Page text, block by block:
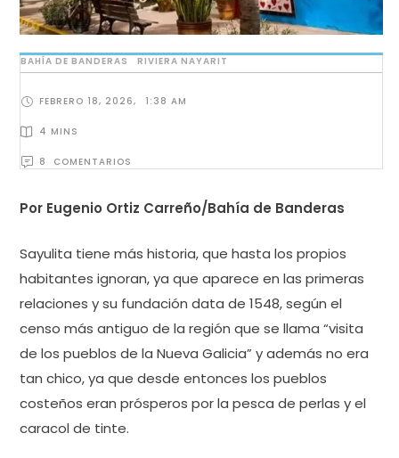
BAHÍA DE BANDERAS RIVIERA NAYARIT
FEBRERO 18, 2026, 1:38 AM
4 MINS
8
  COMENTARIOS
Por Eugenio Ortiz Carreño/Bahía de Banderas
Sayulita tiene más historia, que hasta los propios
habitantes ignoran, ya que aparece en las primeras
relaciones y su fundación data de 1548, según el
censo más antiguo de la región que se llama “visita
de los pueblos de la Nueva Galicia” y además no era
tan chico, ya que desde entonces los pueblos
costeños eran prósperos por la pesca de perlas y el
caracol de tinte.